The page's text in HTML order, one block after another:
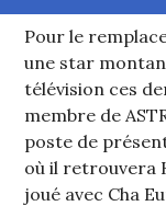
Pour le
une star
télévision ces
membre de
poste de
où il retrouvera
joué avec Cha